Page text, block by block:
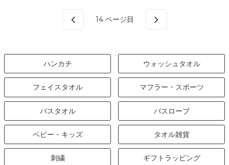
14 ページ目
ハンカチ ウォッシュタオル
フェイスタオル マフラー・スポーツ
バスタオル バスローブ
ベビー・キッズ タオル雑貨
刺繍 ギフトラッピング